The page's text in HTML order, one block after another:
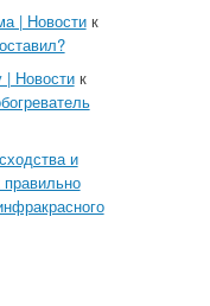
| Новостик
| Новостик
и
правильно